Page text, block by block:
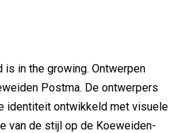
in the growing. Ontwerpen
Postma. De ontwerpers
identiteit ontwikkeld met visuele
van de stijl op de Koeweiden-